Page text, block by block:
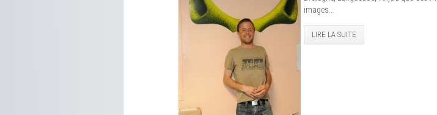
images...
LIRE LA SUITE